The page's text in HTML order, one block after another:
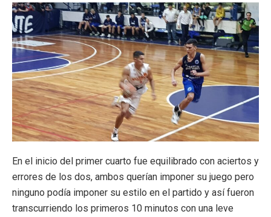
En el inicio del primer cuarto fue equilibrado con aciertos y
errores de los dos, ambos querían imponer su juego pero
ninguno podía imponer su estilo en el partido y así fueron
transcurriendo los primeros 10 minutos con una leve